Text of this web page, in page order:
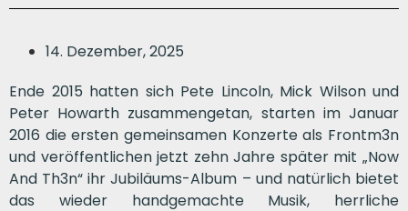
14. Dezember, 2025
Ende 2015 hatten sich Pete Lincoln, Mick Wilson und
Peter Howarth zusammengetan, starten im Januar
2016 die ersten gemeinsamen Konzerte als Frontm3n
und veröffentlichen jetzt zehn Jahre später mit „Now
And Th3n“ ihr Jubiläums-Album – und natürlich bietet
das wieder handgemachte Musik, herrliche